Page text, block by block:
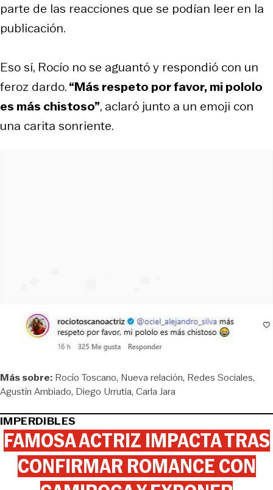
parte de las reacciones que se podían leer en la
publicación.
Eso sí, Rocío no se aguantó y respondió con un
feroz dardo.“Más respeto por favor, mi pololo
es más chistoso”, aclaró junto a un emoji con
una carita sonriente.
Más sobre: Rocío Toscano Nueva relación Redes Sociales
Agustín Ambiado Diego Urrutia Carla Jara
IMPERDIBLES
FAMOSA ACTRIZ IMPACTA TRAS
CONFIRMAR ROMANCE CON